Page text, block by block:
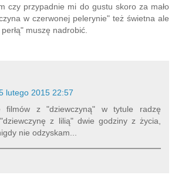
czy przypadnie mi do gustu skoro za mało
w czerwonej pelerynie" też świetna ale
muszę nadrobić.
lutego 2015 22:57
filmów z "dziewczyną" w tytule radzę
z lilią" dwie godziny z życia,
nie odzyskam...